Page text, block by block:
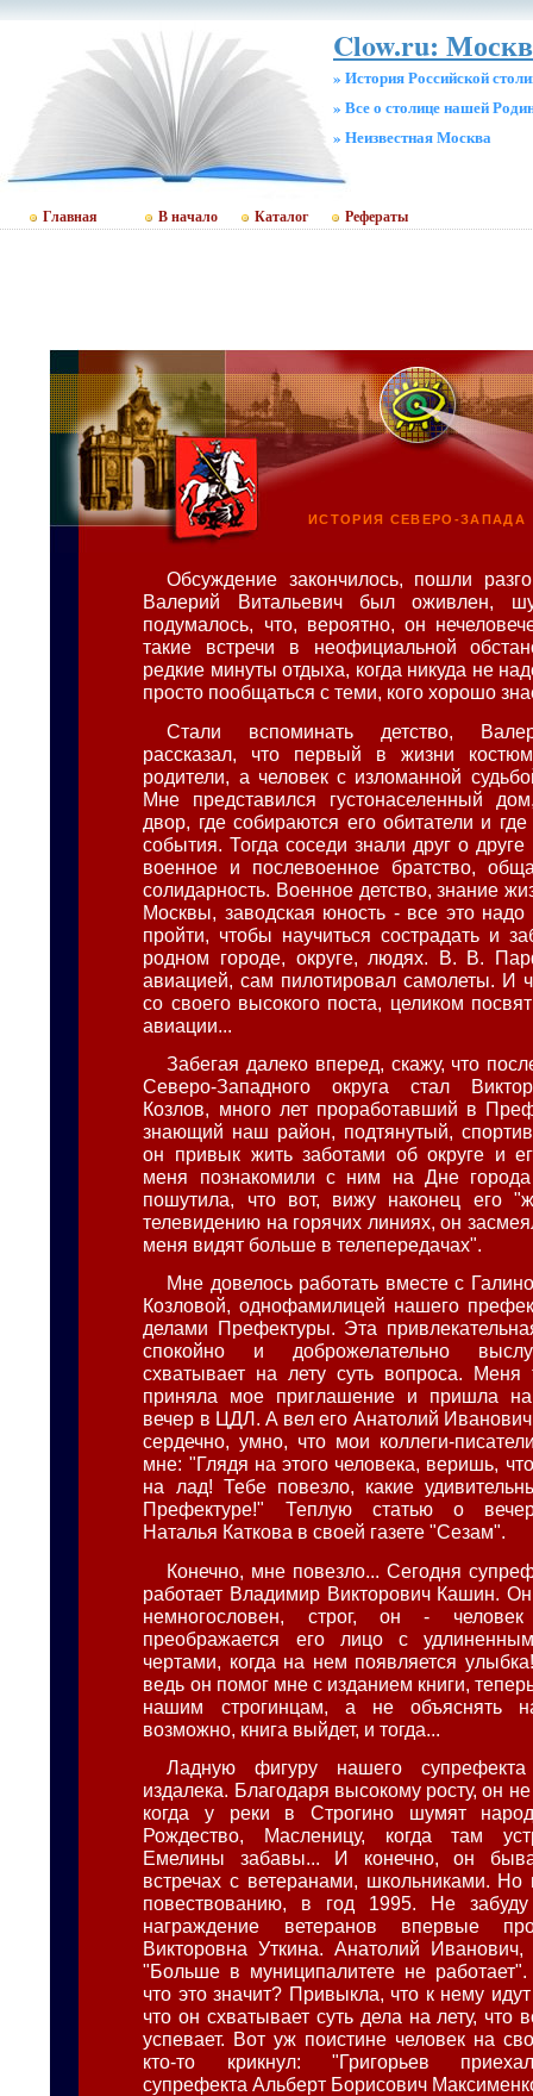
Clow.ru:
» История Российской
» Все о столице нашей
» Неизвестная Москва
Главная В начало Каталог Рефераты
ИСТОРИЯ СЕВЕРО-ЗАПАДА
Обсуждение закончилось, пошли
Валерий Витальевич был оживлен,
подумалось, что, вероятно, он
такие встречи в неофициальной
редкие минуты отдыха, когда никуда не
просто пообщаться с теми, кого хорошо
Стали вспоминать детство,
рассказал, что первый в жизни
родители, а человек с изломанной
Мне представился густонаселенный
двор, где собираются его обитатели и
события. Тогда соседи знали друг о
военное и послевоенное братство,
солидарность. Военное детство, знание
Москвы, заводская юность - все это
пройти, чтобы научиться сострадать и
родном городе, округе, людях. В. В.
авиацией, сам пилотировал самолеты. И
со своего высокого поста, целиком
авиации...
Забегая далеко вперед, скажу, что
Северо-Западного округа стал
Козлов, много лет проработавший в
знающий наш район, подтянутый,
он привык жить заботами об округе и
меня познакомили с ним на Дне
пошутила, что вот, вижу наконец его
телевидению на горячих линиях, он
меня видят больше в телепередачах".
Мне довелось работать вместе с
Козловой, однофамилицей нашего
делами Префектуры. Эта
спокойно и доброжелательно
схватывает на лету суть вопроса. Меня
приняла мое приглашение и пришла
вечер в ЦДЛ. А вел его Анатолий Иванович
сердечно, умно, что мои коллеги-
мне: "Глядя на этого человека, веришь,
на лад! Тебе повезло, какие
Префектуре!" Теплую статью о
Наталья Каткова в своей газете "Сезам".
Конечно, мне повезло... Сегодня
работает Владимир Викторович Кашин.
немногословен, строг, он -
преображается его лицо с
чертами, когда на нем появляется
ведь он помог мне с изданием книги,
нашим строгинцам, а не объяснять
возможно, книга выйдет, и тогда...
Ладную фигуру нашего
издалека. Благодаря высокому росту, он
когда у реки в Строгино шумят
Рождество, Масленицу, когда там
Емелины забавы... И конечно, он
встречах с ветеранами, школьниками. Но
повествованию, в год 1995. Не
награждение ветеранов впервые
Викторовна Уткина. Анатолий Иванович,
"Больше в муниципалитете не
что это значит? Привыкла, что к нему
что он схватывает суть дела на лету, что
успевает. Вот уж поистине человек на
кто-то крикнул: "Григорьев
супрефекта Альберт Борисович